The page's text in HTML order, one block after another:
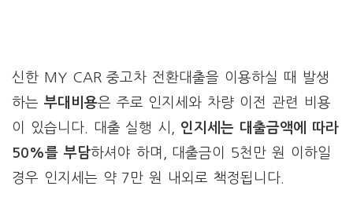
신한 MY CAR 중고차 전환대출을 이용하실 때 발생
하는 부대비용은 주로 인지세와 차량 이전 관련 비용
이 있습니다. 대출 실행 시, 인지세는 대출금액에 따라
50%를 부담하셔야 하며, 대출금이 5천만 원 이하일
경우 인지세는 약 7만 원 내외로 책정됩니다.